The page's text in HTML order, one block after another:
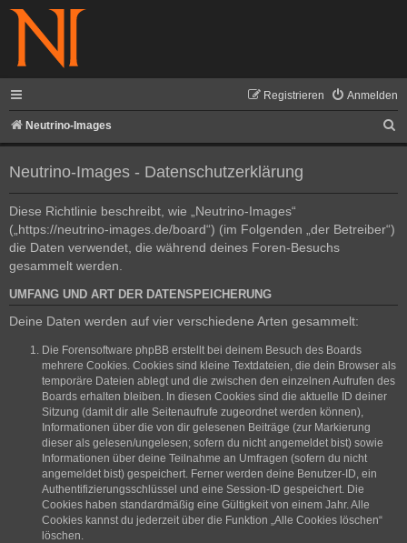
Anmelden
Registrieren
Neutrino-Images
u
Neutrino-Images - Datenschutzerklärung
Diese Richtlinie beschreibt, wie „Neutrino-Images“
(„https://neutrino-images.de/board“) (im Folgenden „der Betreiber“)
die Daten verwendet, die während deines Foren-Besuchs
gesammelt werden.
UMFANG UND ART DER DATENSPEICHERUNG
Deine Daten werden auf vier verschiedene Arten gesammelt:
Die Forensoftware phpBB erstellt bei deinem Besuch des Boards
mehrere Cookies. Cookies sind kleine Textdateien, die dein Browser als
temporäre Dateien ablegt und die zwischen den einzelnen Aufrufen des
Boards erhalten bleiben. In diesen Cookies sind die aktuelle ID deiner
Sitzung (damit dir alle Seitenaufrufe zugeordnet werden können),
Informationen über die von dir gelesenen Beiträge (zur Markierung
dieser als gelesen/ungelesen; sofern du nicht angemeldet bist) sowie
Informationen über deine Teilnahme an Umfragen (sofern du nicht
angemeldet bist) gespeichert. Ferner werden deine Benutzer-ID, ein
Authentifizierungsschlüssel und eine Session-ID gespeichert. Die
Cookies haben standardmäßig eine Gültigkeit von einem Jahr. Alle
Cookies kannst du jederzeit über die Funktion „Alle Cookies löschen“
löschen.